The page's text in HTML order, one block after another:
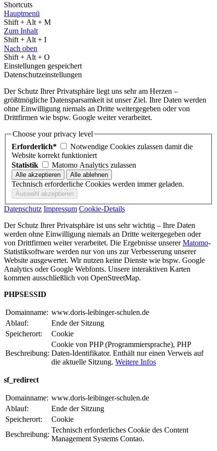
Shortcuts
Hauptmenü
Shift + Alt + M
Zum Inhalt
Shift + Alt + I
Nach oben
Shift + Alt + O
Einstellungen gespeichert
Datenschutzeinstellungen
Der Schutz Ihrer Privatsphäre liegt uns sehr am Herzen –
größtmögliche Datensparsamkeit ist unser Ziel. Ihre Daten werden
ohne Einwilligung niemals an Dritte weitergegeben oder von
Drittfirmen wie bspw. Google weiter verarbeitet.
Choose your privacy level
Erforderlich*
Notwendige Cookies zulassen damit die
Website korrekt funktioniert
Statistik
Matomo Analytics zulassen
Technisch erforderliche Cookies werden immer geladen.
Datenschutz Impressum Cookie-Details
Der Schutz Ihrer Privatsphäre ist uns sehr wichtig – Ihre Daten
werden ohne Einwilligung niemals an Dritte weitergegeben oder
von Drittfirmen weiter verarbeitet. Die Ergebnisse unsererMatomo-
Statistiksoftware werden nur von uns zur Verbesserung unserer
Website ausgewertet. Wir nutzen keine Dienste wie bspw. Google
Analytics oder Google Webfonts. Unsere interaktiven Karten
kommen ausschließlich von OpenStreetMap.
PHPSESSID
Domainname: www.doris-leibinger-schulen.de
Ablauf:
Ende der Sitzung
Speicherort:
Cookie
Beschreibung:
Cookie von PHP (Programmiersprache), PHP
Daten-Identifikator. Enthält nur einen Verweis auf
die aktuelle Sitzung. Weitere Infos
sf_redirect
Domainname: www.doris-leibinger-schulen.de
Ablauf:
Ende der Sitzung
Speicherort:
Cookie
Beschreibung:
Technisch erforderliches Cookie des Content
Management Systems Contao.